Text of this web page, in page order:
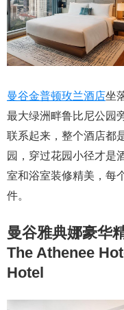
曼谷金普顿玫兰酒店坐
最大绿洲畔鲁比尼公园
联系起来，整个酒店都
园，穿过花园小径才是
室和浴室装修精美，每
件。
曼谷雅典娜豪华
The Athenee
Hotel